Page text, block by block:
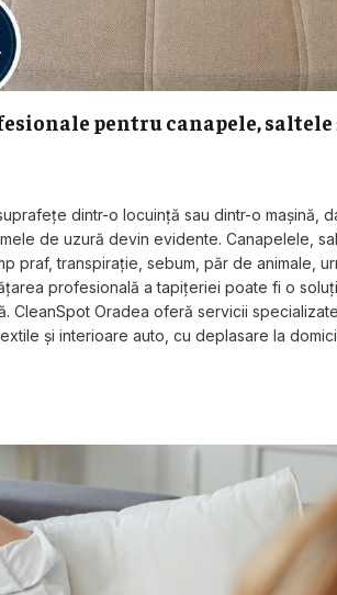
pentru canapele,
dintr-o locuință sau dintr-o mașină,
de uzură devin evidente. Canapelele,
praf, transpirație, sebum, păr de animale,
profesională a tapițeriei poate fi o
CleanSpot Oradea oferă servicii
și interioare auto, cu deplasare la